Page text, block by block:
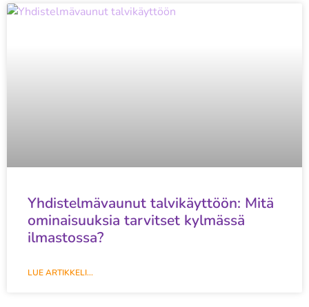
Yhdistelmävaunut talvikäyttöön: Mitä
ominaisuuksia tarvitset kylmässä
ilmastossa?
LUE ARTIKKELI...